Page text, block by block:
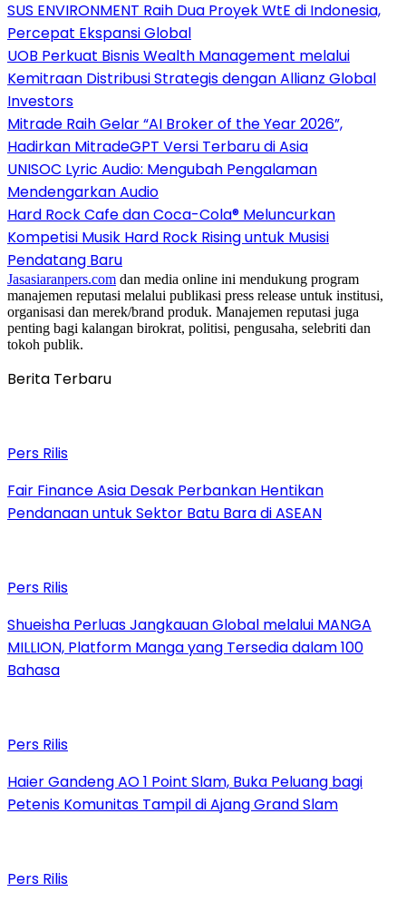
SUS ENVIRONMENT Raih Dua Proyek WtE di Indonesia,
Percepat Ekspansi Global
UOB Perkuat Bisnis Wealth Management melalui
Kemitraan Distribusi Strategis dengan Allianz Global
Investors
Mitrade Raih Gelar “AI Broker of the Year 2026”,
Hadirkan MitradeGPT Versi Terbaru di Asia
UNISOC Lyric Audio: Mengubah Pengalaman
Mendengarkan Audio
Hard Rock Cafe dan Coca-Cola® Meluncurkan
Kompetisi Musik Hard Rock Rising untuk Musisi
Pendatang Baru
Jasasiaranpers.com dan media online ini mendukung program
manajemen reputasi melalui publikasi press release untuk institusi,
organisasi dan merek/brand produk. Manajemen reputasi juga
penting bagi kalangan birokrat, politisi, pengusaha, selebriti dan
tokoh publik.
Berita Terbaru
Pers Rilis
Fair Finance Asia Desak Perbankan Hentikan
Pendanaan untuk Sektor Batu Bara di ASEAN
Pers Rilis
Shueisha Perluas Jangkauan Global melalui MANGA
MILLION, Platform Manga yang Tersedia dalam 100
Bahasa
Pers Rilis
Haier Gandeng AO 1 Point Slam, Buka Peluang bagi
Petenis Komunitas Tampil di Ajang Grand Slam
Pers Rilis